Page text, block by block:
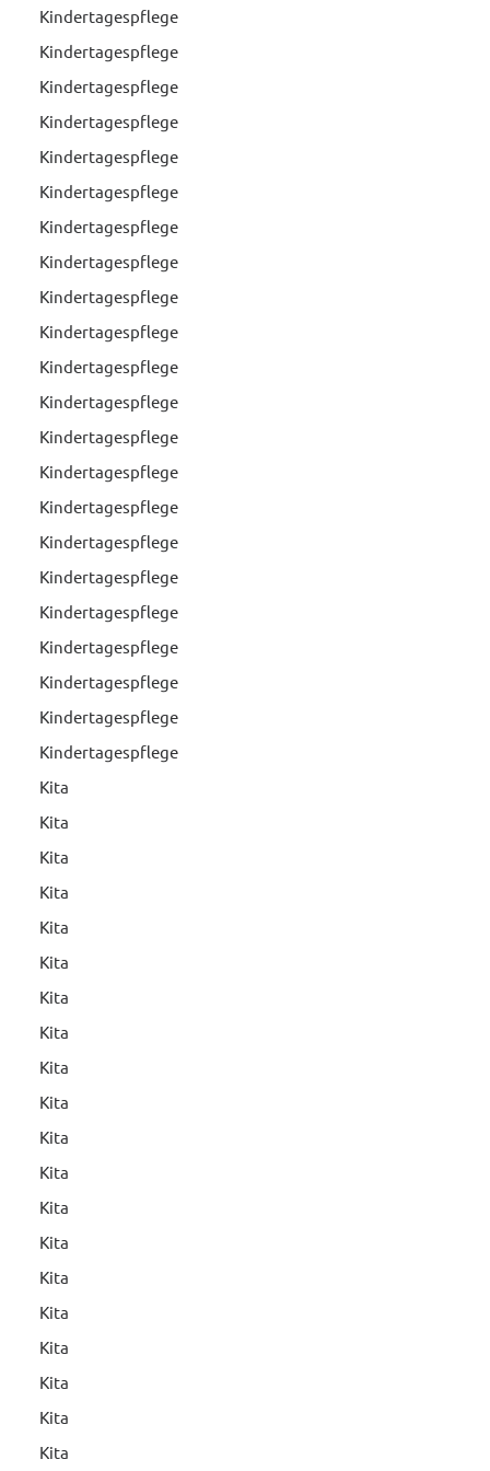
Kindertagespflege
Kindertagespflege
Kindertagespflege
Kindertagespflege
Kindertagespflege
Kindertagespflege
Kindertagespflege
Kindertagespflege
Kindertagespflege
Kindertagespflege
Kindertagespflege
Kindertagespflege
Kindertagespflege
Kindertagespflege
Kindertagespflege
Kindertagespflege
Kindertagespflege
Kindertagespflege
Kindertagespflege
Kindertagespflege
Kindertagespflege
Kindertagespflege
Kita
Kita
Kita
Kita
Kita
Kita
Kita
Kita
Kita
Kita
Kita
Kita
Kita
Kita
Kita
Kita
Kita
Kita
Kita
Kita